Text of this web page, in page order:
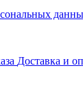
Доставка и